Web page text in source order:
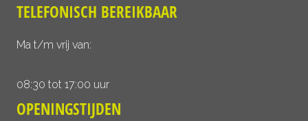
TELEFONISCH BEREIKBAAR
Ma t/m vrij van:
08:30 tot 17:00 uur
OPENINGSTIJDEN